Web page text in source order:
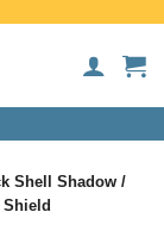
Shell Shadow /
Shield